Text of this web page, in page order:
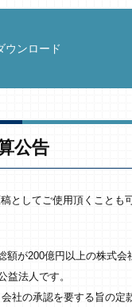
ウンロード
公告
としてご使用頂くこと
額が200億円以上の株式会
益法人です。
社の承認を要する旨の定